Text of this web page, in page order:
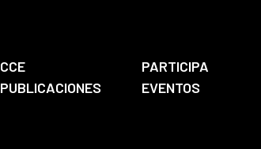
CCE PARTICIPA
PUBLICACIONES
EVENTOS